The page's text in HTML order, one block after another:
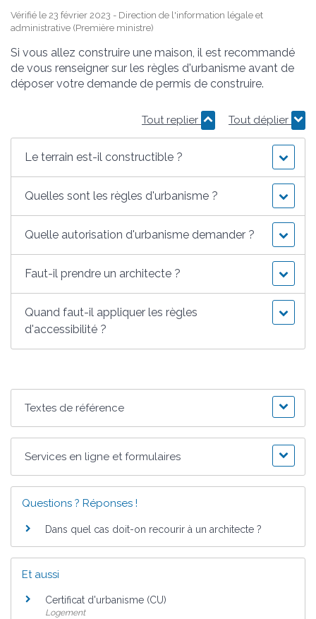
Vérifié le 23 février 2023 - Direction de l'information légale et
administrative (Première ministre)
Si vous allez construire une maison, il est recommandé
de vous renseigner sur les règles d'urbanisme avant de
déposer votre demande de permis de construire.
Tout replier Tout déplier
Le terrain est-il constructible ?
Quelles sont les règles d'urbanisme ?
Quelle autorisation d'urbanisme demander ?
Faut-il prendre un architecte ?
Quand faut-il appliquer les règles
d'accessibilité ?
Textes de référence
Services en ligne et formulaires
Questions ? Réponses !
Dans quel cas doit-on recourir à un architecte ?
Et aussi
Certificat d'urbanisme (CU)
Logement